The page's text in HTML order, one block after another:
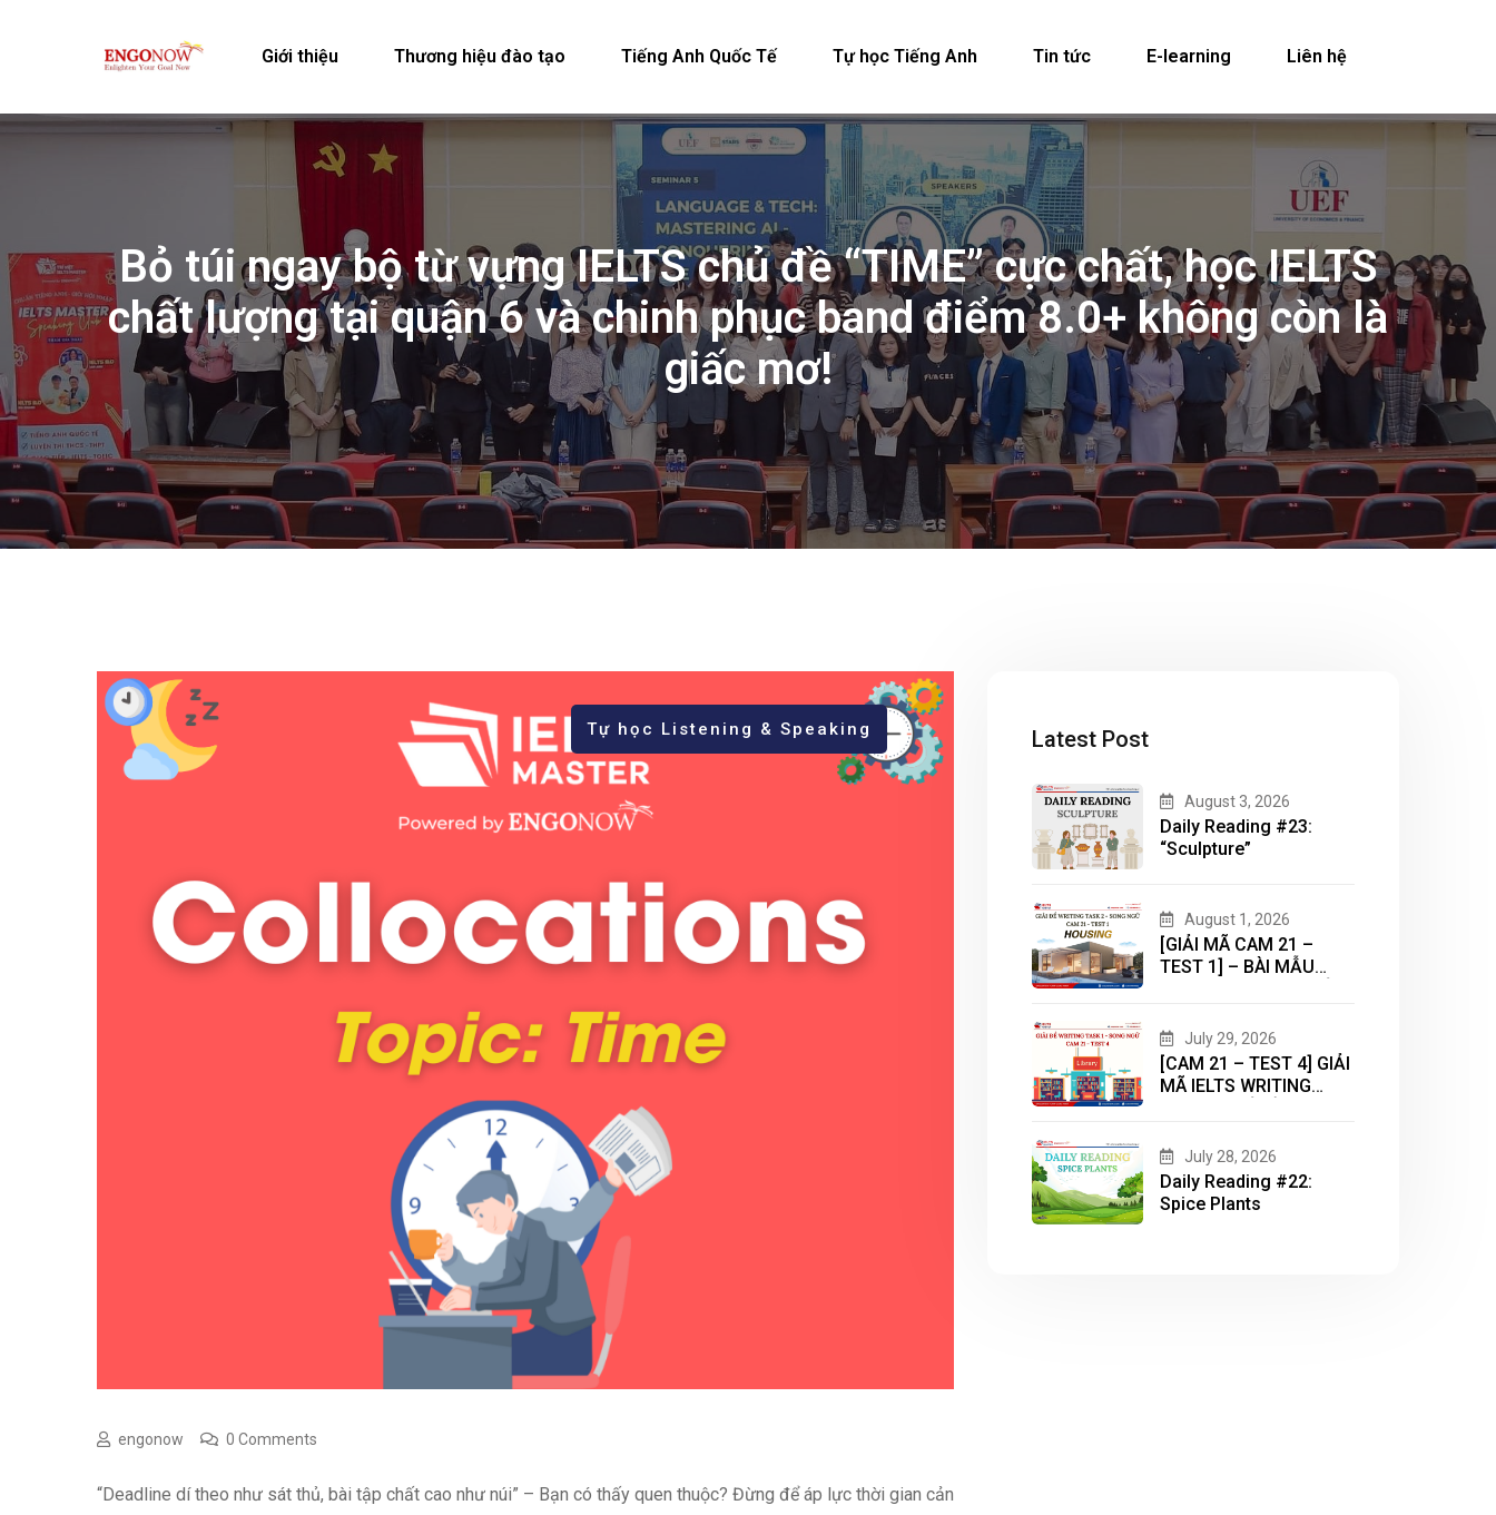
Giới thiệu Thương hiệu đào tạo Tiếng Anh Quốc Tế Tự học Tiếng Anh Tin tức E-learning Liên hệ
Bỏ túi ngay bộ từ vựng IELTS chủ đề “TIME” cực chất, học IELTS
chất lượng tại quận 6 và chinh phục band điểm 8.0+ không còn là
giấc mơ!
Tự học Listening & Speaking
engonow 0 Comments
“Deadline dí theo như sát thủ, bài tập chất cao như núi” – Bạn có thấy quen thuộc? Đừng để áp lực thời gian cản
Latest Post
August 3, 2026
Daily Reading #23:
“Sculpture”
August 1, 2026
[GIẢI MÃ CAM 21 –
TEST 1] – BÀI MẪU
July 29, 2026
[CAM 21 – TEST 4] GIẢI
MÃ IELTS WRITING
July 28, 2026
Daily Reading #22:
Spice Plants